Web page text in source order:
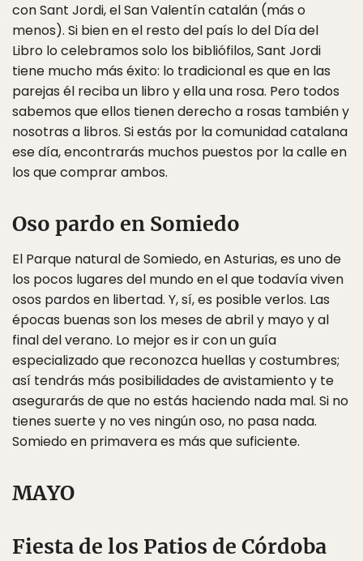
con Sant Jordi, el San Valentín catalán (más o
menos). Si bien en el resto del país lo del Día del
Libro lo celebramos solo los bibliófilos, Sant Jordi
tiene mucho más éxito: lo tradicional es que en las
parejas él reciba un libro y ella una rosa. Pero todos
sabemos que ellos tienen derecho a rosas también y
nosotras a libros. Si estás por la comunidad catalana
ese día, encontrarás muchos puestos por la calle en
los que comprar ambos.
Oso pardo en Somiedo
El Parque natural de Somiedo, en Asturias, es uno de
los pocos lugares del mundo en el que todavía viven
osos pardos en libertad. Y, sí, es posible verlos. Las
épocas buenas son los meses de abril y mayo y al
final del verano. Lo mejor es ir con un guía
especializado que reconozca huellas y costumbres;
así tendrás más posibilidades de avistamiento y te
asegurarás de que no estás haciendo nada mal. Si no
tienes suerte y no ves ningún oso, no pasa nada.
Somiedo en primavera es más que suficiente.
MAYO
Fiesta de los Patios de Córdoba